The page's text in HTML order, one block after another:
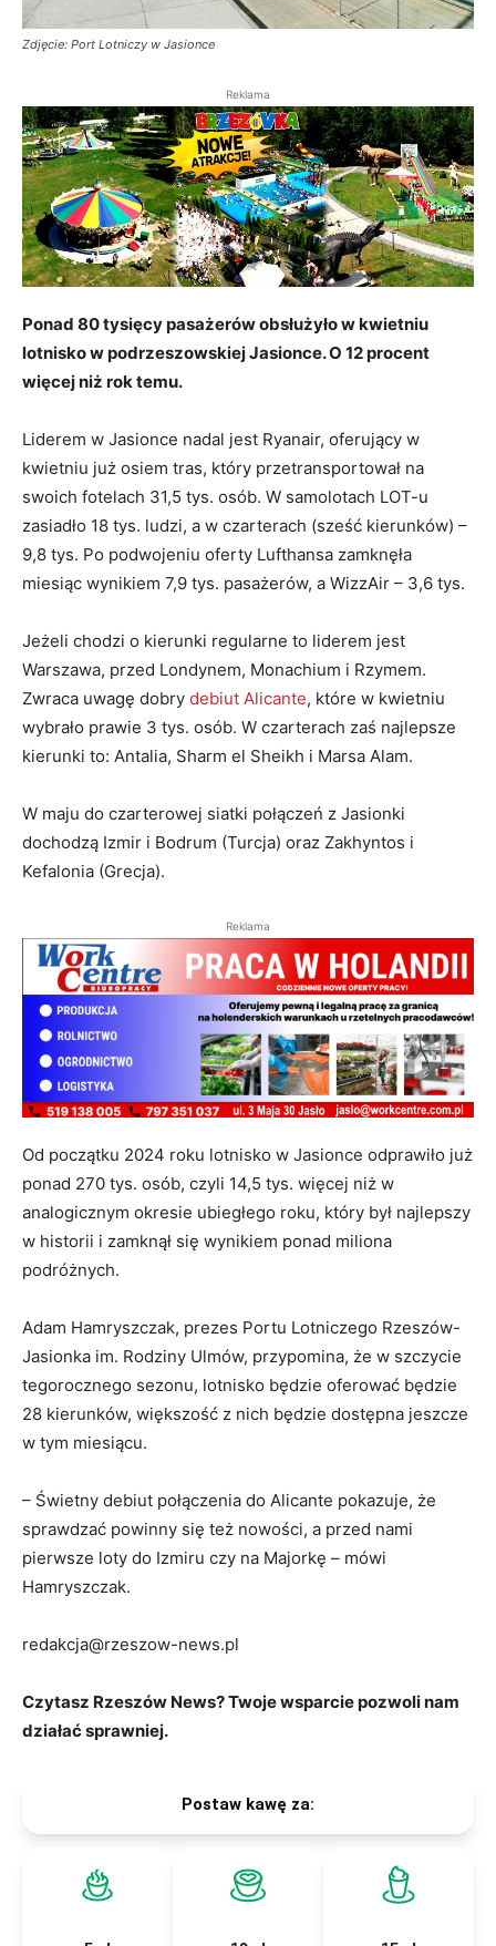
Zdjęcie: Port Lotniczy w Jasionce
Reklama
Ponad 80 tysięcy pasażerów obsłużyło w kwietniu
lotnisko w podrzeszowskiej Jasionce. O 12 procent
więcej niż rok temu.
Liderem w Jasionce nadal jest Ryanair, oferujący w
kwietniu już osiem tras, który przetransportował na
swoich fotelach 31,5 tys. osób. W samolotach LOT-u
zasiadło 18 tys. ludzi, a w czarterach (sześć kierunków) –
9,8 tys. Po podwojeniu oferty Lufthansa zamknęła
miesiąc wynikiem 7,9 tys. pasażerów, a WizzAir – 3,6 tys.
Jeżeli chodzi o kierunki regularne to liderem jest
Warszawa, przed Londynem, Monachium i Rzymem.
Zwraca uwagę dobry debiut Alicante, które w kwietniu
wybrało prawie 3 tys. osób. W czarterach zaś najlepsze
kierunki to: Antalia, Sharm el Sheikh i Marsa Alam.
W maju do czarterowej siatki połączeń z Jasionki
dochodzą Izmir i Bodrum (Turcja) oraz Zakhyntos i
Kefalonia (Grecja).
Reklama
Od początku 2024 roku lotnisko w Jasionce odprawiło już
ponad 270 tys. osób, czyli 14,5 tys. więcej niż w
analogicznym okresie ubiegłego roku, który był najlepszy
w historii i zamknął się wynikiem ponad miliona
podróżnych.
Adam Hamryszczak, prezes Portu Lotniczego Rzeszów-
Jasionka im. Rodziny Ulmów, przypomina, że w szczycie
tegorocznego sezonu, lotnisko będzie oferować będzie
28 kierunków, większość z nich będzie dostępna jeszcze
w tym miesiącu.
– Świetny debiut połączenia do Alicante pokazuje, że
sprawdzać powinny się też nowości, a przed nami
pierwsze loty do Izmiru czy na Majorkę – mówi
Hamryszczak.
redakcja@rzeszow-news.pl
Czytasz Rzeszów News? Twoje wsparcie pozwoli nam
działać sprawniej.
Postaw kawę za: